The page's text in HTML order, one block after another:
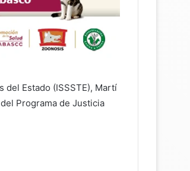
Estado (ISSSTE), Martí
Programa de Justicia